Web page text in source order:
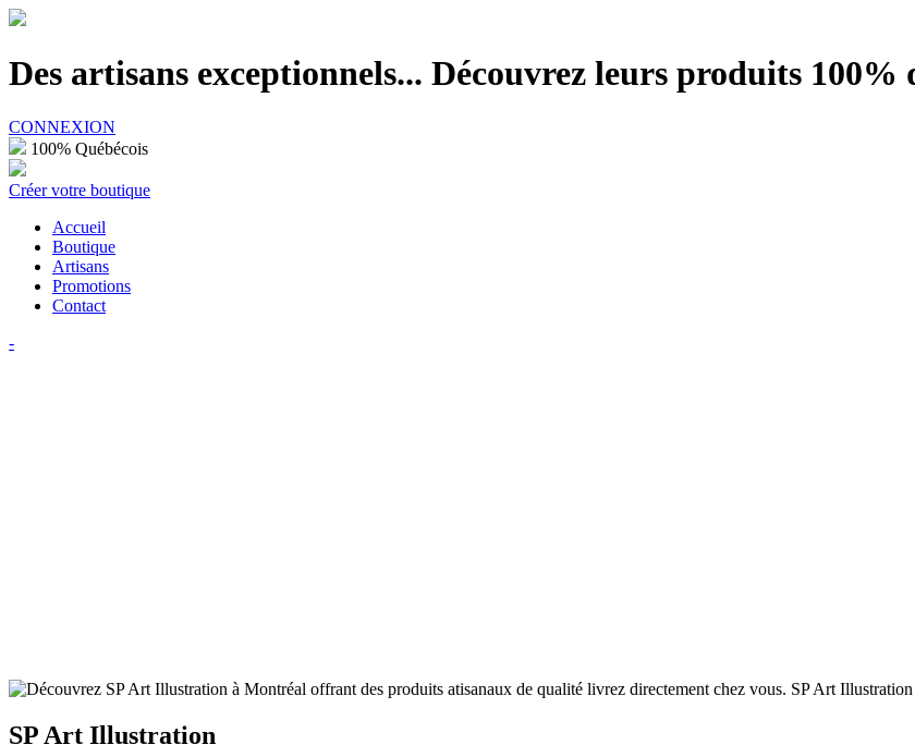
Des artisans exceptionnels... Découvrez leurs produits 100%
CONNEXION
100% Québécois
Créer votre boutique
Accueil
Boutique
Artisans
Promotions
Contact
-
SP Art Illustration